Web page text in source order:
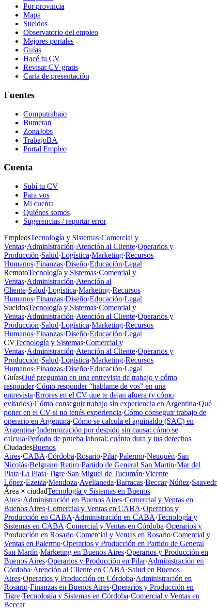
Por provincia
Mapa
Sueldos
Observatorio del empleo
Mejores portales
Guías
Hacé tu CV
Revisar CV gratis
Carta de presentación
Fuentes
Computrabajo
Bumeran
ZonaJobs
TrabajoBA
Portal Empleo
Cuenta
Subí tu CV
Para vos
Mi cuenta
Quiénes somos
Sugerencias / reportar error
EmpleosTecnología y Sistemas·Comercial y
Ventas·Administración·Atención al Cliente·Operarios y
Producción·Salud·Logística·Marketing·Recursos
Humanos·Finanzas·Diseño·Educación·Legal
RemotoTecnología y Sistemas·Comercial y
Ventas·Administración·Atención al
Cliente·Salud·Logística·Marketing·Recursos
Humanos·Finanzas·Diseño·Educación·Legal
SueldosTecnología y Sistemas·Comercial y
Ventas·Administración·Atención al Cliente·Operarios y
Producción·Salud·Logística·Marketing·Recursos
Humanos·Finanzas·Diseño·Educación·Legal
CVTecnología y Sistemas·Comercial y
Ventas·Administración·Atención al Cliente·Operarios y
Producción·Salud·Logística·Marketing·Recursos
Humanos·Finanzas·Diseño·Educación·Legal
GuíasQué preguntan en una entrevista de trabajo y cómo
responder·Cómo responder “hablame de vos” en una
entrevista·Errores en el CV que te dejan afuera (y cómo
evitarlos)·Cómo conseguir trabajo sin experiencia en Argentina·Qué
poner en el CV si no tenés experiencia·Cómo conseguir trabajo de
operario en Argentina·Cómo se calcula el aguinaldo (SAC) en
Argentina·Indemnización por despido sin causa: cómo se
calcula·Período de prueba laboral: cuánto dura y tus derechos
CiudadesBuenos
Aires·CABA·Córdoba·Rosario·Pilar·Palermo·Neuquén·San
Nicolás·Belgrano·Retiro·Partido de General San Martín·Mar del
Plata·La Plata·Tigre·San Miguel de Tucumán·Vicente
López·Ezeiza·Mendoza·Avellaneda·Barracas·Beccar·Núñez·
Área × ciudadTecnología y Sistemas en Buenos
Aires·Administración en Buenos Aires·Comercial y Ventas en
Buenos Aires·Comercial y Ventas en CABA·Operarios y
Producción en CABA·Administración en CABA·Tecnología y
Sistemas en CABA·Comercial y Ventas en Córdoba·Operarios y
Producción en Rosario·Comercial y Ventas en Rosario·Comercial y
Ventas en Palermo·Operarios y Producción en Partido de General
San Martín·Marketing en Buenos Aires·Operarios y Producción en
Buenos Aires·Operarios y Producción en Pilar·Administración en
Córdoba·Atención al Cliente en CABA·Salud en Buenos
Aires·Operarios y Producción en Córdoba·Administración en
Rosario·Finanzas en Buenos Aires·Operarios y Producción en
Tigre·Tecnología y Sistemas en Córdoba·Comercial y Ventas en
Beccar